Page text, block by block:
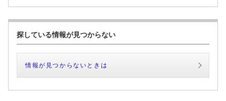
探している情報が見つからない
情報が見つからないときは